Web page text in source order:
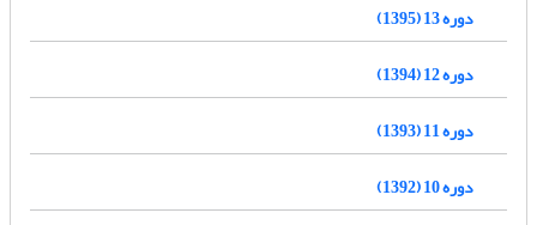
دوره 13 (1395)
دوره 12 (1394)
دوره 11 (1393)
دوره 10 (1392)